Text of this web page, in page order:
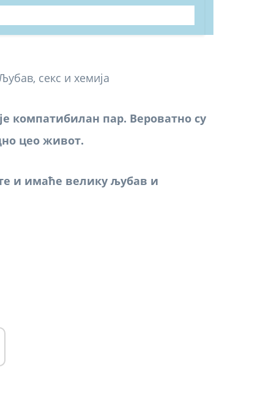
компатибилан пар. Вероватно су
цео живот.
и имаће велику љубав и